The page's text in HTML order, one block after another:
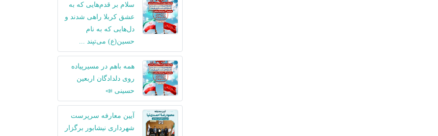
سلام بر قدم‌هایی که به
عشق کربلا راهی شدند و
دل‌هایی که به نام
حسین(ع) می‌تپند ...
همه باهم در مسیرپیاده
روی دلدادگان اربعین
حسینی 📣
آیین معارفه سرپرست
شهرداری نیشابور برگزار